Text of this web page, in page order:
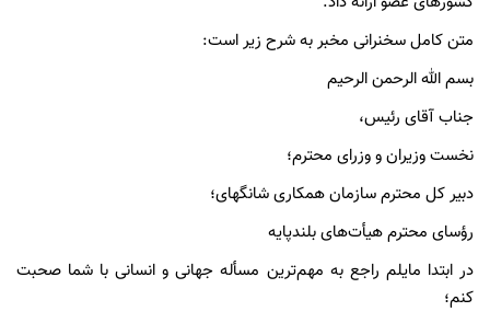
متن کامل سخنرانی مخبر به شرح زیر است:
بسم الله الرحمن الرحیم
جناب آقای رئیس،
نخست وزیران و وزرای محترم؛
دبیر کل محترم سازمان همکاری شانگهای؛
رؤسای محترم هیأت‌های بلندپایه
در ابتدا مایلم راجع به مهم‌ترین مسأله جهانی و انسانی با شما صحبت
کنم؛